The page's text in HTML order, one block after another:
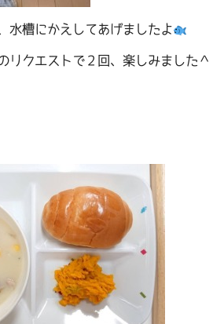
水槽にかえしてあげましたよ
リクエストで２回、楽しみました＾